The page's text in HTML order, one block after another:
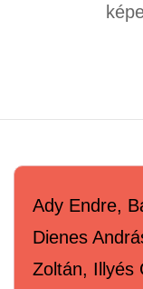
Ady Endre,
Dienes
Zoltán, Illyés